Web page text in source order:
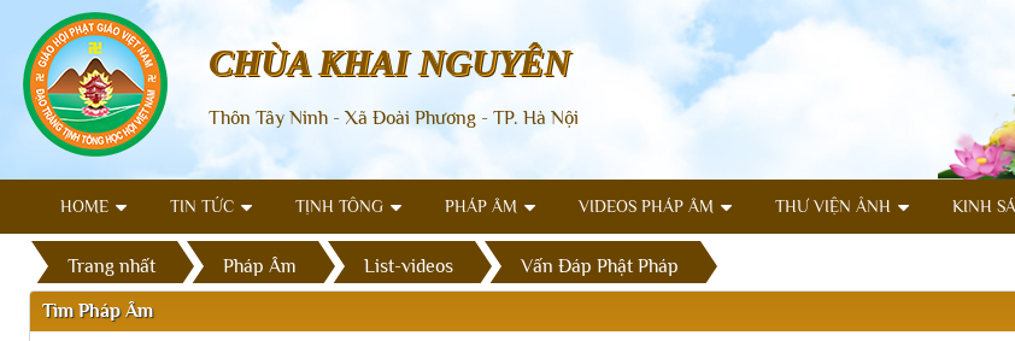
CHÙA KHAI NGUYÊN
Thôn Tây Ninh - Xã Đoài Phương - TP. Hà Nội
HOME TIN TỨC TỊNH TÔNG PHÁP ÂM VIDEOS PHÁP ÂM THƯ VIỆN ẢNH KINH
Trang nhất Pháp Âm List-videos Vấn Đáp Phật Pháp
Tìm Pháp Âm